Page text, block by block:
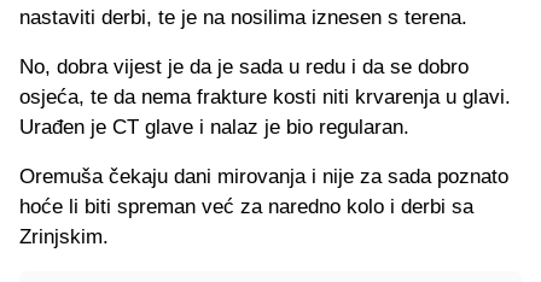
nastaviti derbi, te je na nosilima iznesen s terena.
No, dobra vijest je da je sada u redu i da se dobro
osjeća, te da nema frakture kosti niti krvarenja u glavi.
Urađen je CT glave i nalaz je bio regularan.
Oremuša čekaju dani mirovanja i nije za sada poznato
hoće li biti spreman već za naredno kolo i derbi sa
Zrinjskim.